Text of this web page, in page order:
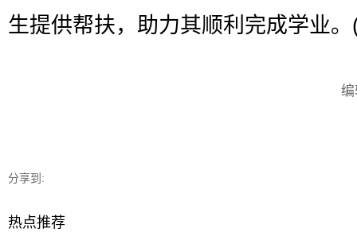
生提供帮扶，助力其顺利完成学业
分享到:
热点推荐